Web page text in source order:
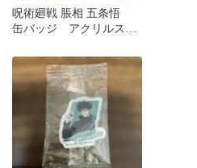
呪術廻戦 脹相 五条悟
缶バッジ アクリルステ
売品